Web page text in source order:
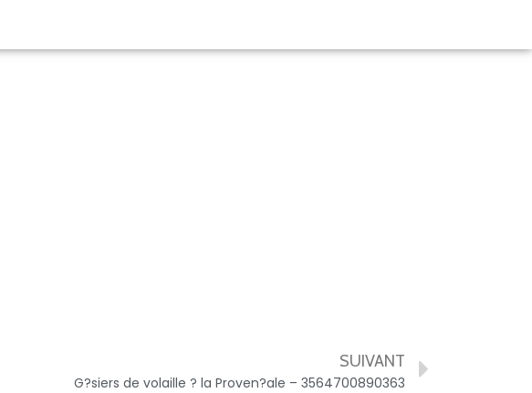
SUIVANT
G?siers de volaille ? la Proven?ale – 3564700890363